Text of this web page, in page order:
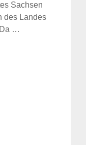
Sachsen
des Landes
…